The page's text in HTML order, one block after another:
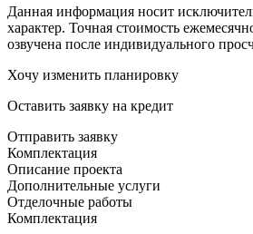
Данная информация носит
характер. Точная стоимость
озвучена после индивидуального
Хочу изменить планировку
Оставить заявку на кредит
Отправить заявку
Комплектация
Описание проекта
Дополнительные услуги
Отделочные работы
Комплектация